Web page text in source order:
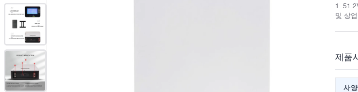
1.
및 상
제품
사양